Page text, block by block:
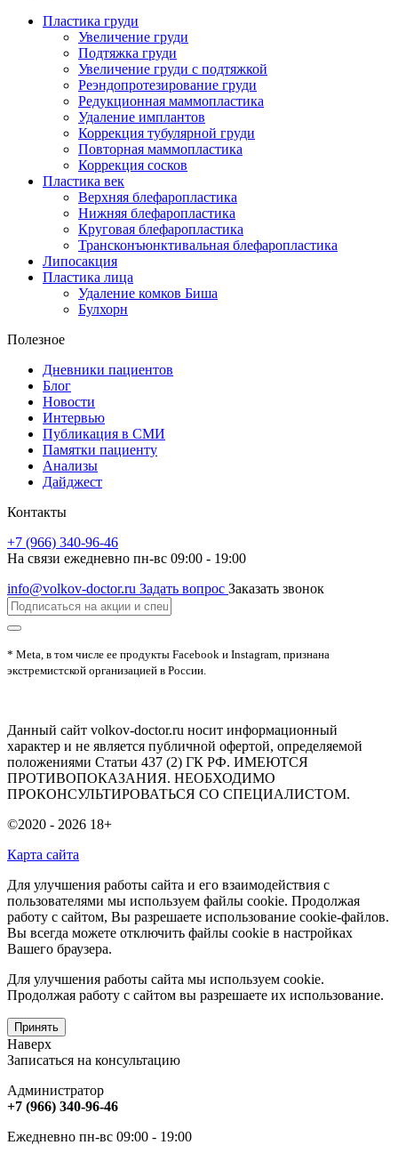
Пластика груди
Увеличение груди
Подтяжка груди
Увеличение груди с подтяжкой
Реэндопротезирование груди
Редукционная маммопластика
Удаление имплантов
Коррекция тубулярной груди
Повторная маммопластика
Коррекция сосков
Пластика век
Верхняя блефаропластика
Нижняя блефаропластика
Круговая блефаропластика
Трансконъюнктивальная блефаропластика
Липосакция
Пластика лица
Удаление комков Биша
Булхорн
Полезное
Дневники пациентов
Блог
Новости
Интервью
Публикация в СМИ
Памятки пациенту
Анализы
Дайджест
Контакты
+7 (966) 340-96-46
На связи ежедневно пн-вс 09:00 - 19:00
info@volkov-doctor.ru Задать вопрос Заказать звонок
* Meta, в том числе ее продукты Facebook и Instagram, признана
экстремистской организацией в России.
Данный сайт volkov-doctor.ru носит информационный
характер и не является публичной офертой, определяемой
положениями Статьи 437 (2) ГК РФ. ИМЕЮТСЯ
ПРОТИВОПОКАЗАНИЯ. НЕОБХОДИМО
ПРОКОНСУЛЬТИРОВАТЬСЯ СО СПЕЦИАЛИСТОМ.
©2020 - 2026 18+
Карта сайта
Для улучшения работы сайта и его взаимодействия с
пользователями мы используем файлы cookie. Продолжая
работу с сайтом, Вы разрешаете использование cookie-файлов.
Вы всегда можете отключить файлы cookie в настройках
Вашего браузера.
Для улучшения работы сайта мы используем cookie.
Продолжая работу с сайтом вы разрешаете их использование.
Принять
Наверх
Записаться на консультацию
Администратор
+7 (966) 340-96-46
Ежедневно пн-вс 09:00 - 19:00